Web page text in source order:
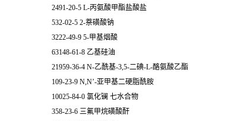
2491-20-5 L-丙氨酸甲酯盐酸盐
532-02-5 2-萘磺酸钠
3222-49-9 5-甲基烟酸
63148-61-8 乙基硅油
21959-36-4 N-乙酰基-3,5-二碘-L-酪氨酸乙酯
109-23-9 N,N’-亚甲基二硬脂酰胺
10025-84-0 氯化镧 七水合物
358-23-6 三氟甲烷磺酸酐